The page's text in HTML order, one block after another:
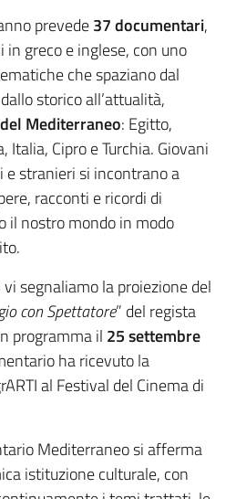
prevede37 documentari,
greco e inglese, con uno
che spaziano dal
storico all’attualità,
Mediterraneo: Egitto,
Italia, Cipro e Turchia. Giovani
stranieri si incontrano a
racconti e ricordi di
il nostro mondo in modo
segnaliamo la proiezione del
con Spettatore” del regista
programma il 25 settembre
ha ricevuto la
al Festival del Cinema di
Mediterraneo si afferma
istituzione culturale, con